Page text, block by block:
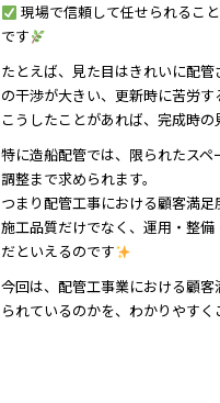
現場で信頼して任せられること
です
たとえば、見た目はきれいに配
の干渉が大きい、更新時に苦労す
こうしたことがあれば、完成時の
特に造船配管では、限られたス
調整まで求められます。
つまり配管工事における顧客満足
施工品質だけでなく、運用・整
だといえるのです
今回は、配管工事業における顧
られているのかを、わかりやすく